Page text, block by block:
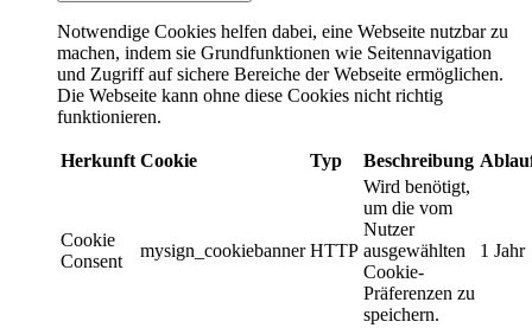
Notwendige Cookies helfen dabei, eine Webseite nutzbar zu
machen, indem sie Grundfunktionen wie Seitennavigation
und Zugriff auf sichere Bereiche der Webseite ermöglichen.
Die Webseite kann ohne diese Cookies nicht richtig
funktionieren.
Herkunft Cookie Typ Beschreibung
Cookie
Consent
mysign_cookiebanner HTTP
Wird benötigt,
um die vom
Nutzer
ausgewählten
Cookie-
Präferenzen zu
speichern.
1 Jahr